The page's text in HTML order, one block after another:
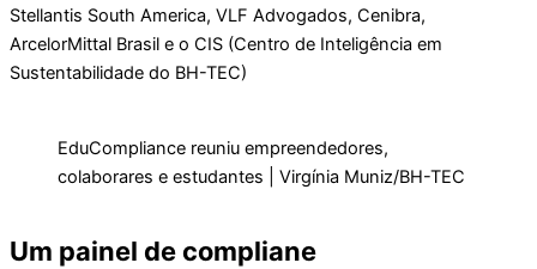
Stellantis South America, VLF Advogados, Cenibra,
ArcelorMittal Brasil e o CIS (Centro de Inteligência em
Sustentabilidade do BH-TEC)
EduCompliance reuniu empreendedores,
colaborares e estudantes | Virgínia Muniz/BH-TEC
Um painel de compliane